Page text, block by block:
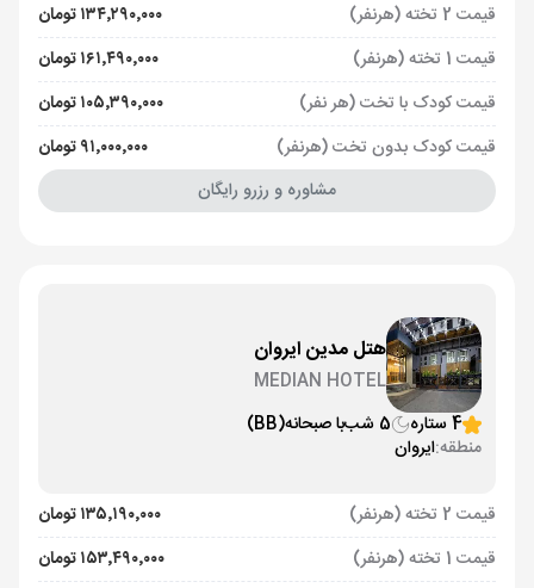
قیمت 2 تخته (هرنفر)
۱۳۴٬۲۹۰٬۰۰۰ تومان
قیمت 1 تخته (هرنفر)
۱۶۱٬۴۹۰٬۰۰۰ تومان
قیمت کودک با تخت (هر نفر)
۱۰۵٬۳۹۰٬۰۰۰ تومان
قیمت کودک بدون تخت (هرنفر)
۹۱٬۰۰۰٬۰۰۰ تومان
مشاوره و رزرو رایگان
هتل مدین ایروان
MEDIAN HOTEL
4 ستاره
5 شب با صبحانه(BB)
منطقه:ایروان
قیمت 2 تخته (هرنفر)
۱۳۵٬۱۹۰٬۰۰۰ تومان
قیمت 1 تخته (هرنفر)
۱۵۳٬۴۹۰٬۰۰۰ تومان